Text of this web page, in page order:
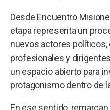
Desde Encuentro
etapa representa un
nuevos actores políticos,
profesionales y
un espacio abierto para
protagonismo dentro de
En ese sentido,